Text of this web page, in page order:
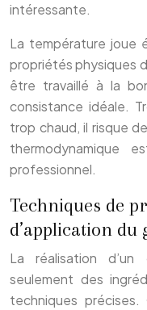
intéressante.
La température joue
propriétés physiques
être travaillé à la
consistance idéale.
trop chaud, il risque
thermodynamique
professionnel.
Techniques de
d’application
La réalisation
seulement des
techniques